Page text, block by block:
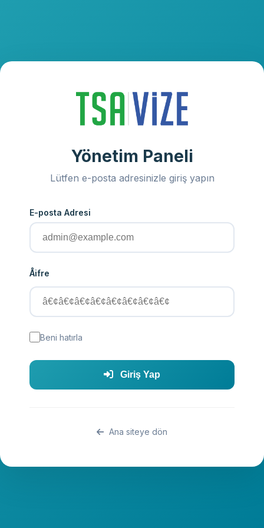
Yönetim Paneli
Lütfen e-posta adresinizle giriş yapın
E-posta Adresi
Åifre
Beni hatırla
Giriş Yap
Ana siteye dön